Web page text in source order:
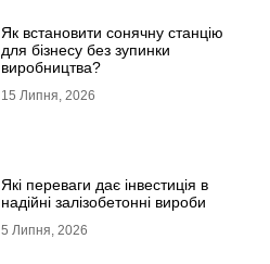
Як встановити сонячну станцію
для бізнесу без зупинки
виробництва?
15 Липня, 2026
Які переваги дає інвестиція в
надійні залізобетонні вироби
5 Липня, 2026